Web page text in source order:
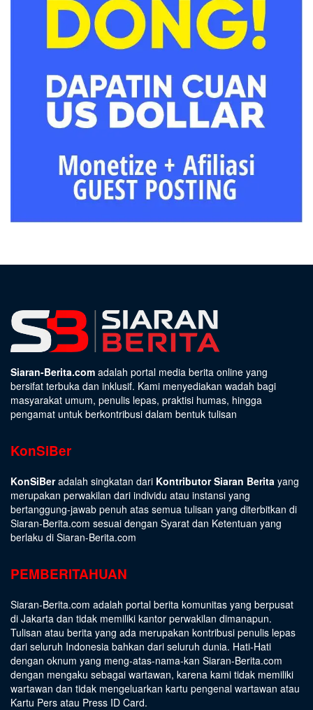
Siaran-Berita.com adalah portal media berita online yang
bersifat terbuka dan inklusif. Kami menyediakan wadah bagi
masyarakat umum, penulis lepas, praktisi humas, hingga
pengamat untuk berkontribusi dalam bentuk tulisan
KonSiBer
KonSiBeradalah singkatan dari Kontributor Siaran Berita yang
merupakan perwakilan dari individu atau instansi yang
bertanggung-jawab penuh atas semua tulisan yang diterbitkan di
Siaran-Berita.com sesuai dengan Syarat dan Ketentuan yang
berlaku di Siaran-Berita.com
PEMBERITAHUAN
Siaran-Berita.com adalah portal berita komunitas yang berpusat
di Jakarta dan tidak memiliki kantor perwakilan dimanapun.
Tulisan atau berita yang ada merupakan kontribusi penulis lepas
dari seluruh Indonesia bahkan dari seluruh dunia. Hati-Hati
dengan oknum yang meng-atas-nama-kan Siaran-Berita.com
dengan mengaku sebagai wartawan, karena kami tidak memiliki
wartawan dan tidak mengeluarkan kartu pengenal wartawan atau
Kartu Pers atau Press ID Card.